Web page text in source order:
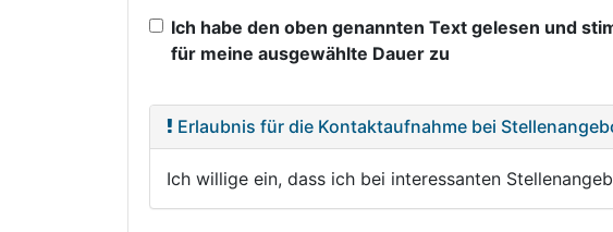
Ich habe den oben genannten Text gelesen und
für meine ausgewählte Dauer zu
Erlaubnis für die Kontaktaufnahme bei
Ich willige ein, dass ich bei interessanten